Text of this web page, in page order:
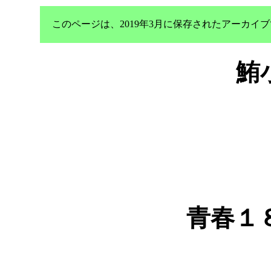
このページは、2019年3月に保存されたアーカイ
鮪
青春１